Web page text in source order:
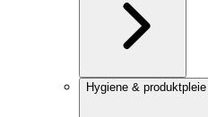
Hygiene & produktpleie